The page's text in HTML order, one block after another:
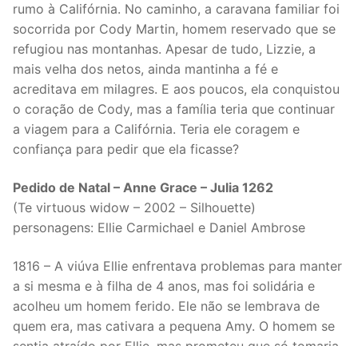
rumo à Califórnia. No caminho, a caravana familiar foi
socorrida por Cody Martin, homem reservado que se
refugiou nas montanhas. Apesar de tudo, Lizzie, a
mais velha dos netos, ainda mantinha a fé e
acreditava em milagres. E aos poucos, ela conquistou
o coração de Cody, mas a família teria que continuar
a viagem para a Califórnia. Teria ele coragem e
confiança para pedir que ela ficasse?
Pedido de Natal – Anne Grace – Julia 1262
(Te virtuous widow – 2002 – Silhouette)
personagens: Ellie Carmichael e Daniel Ambrose
1816 – A viúva Ellie enfrentava problemas para manter
a si mesma e à filha de 4 anos, mas foi solidária e
acolheu um homem ferido. Ele não se lembrava de
quem era, mas cativara a pequena Amy. O homem se